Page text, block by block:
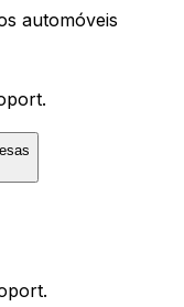
automóveis